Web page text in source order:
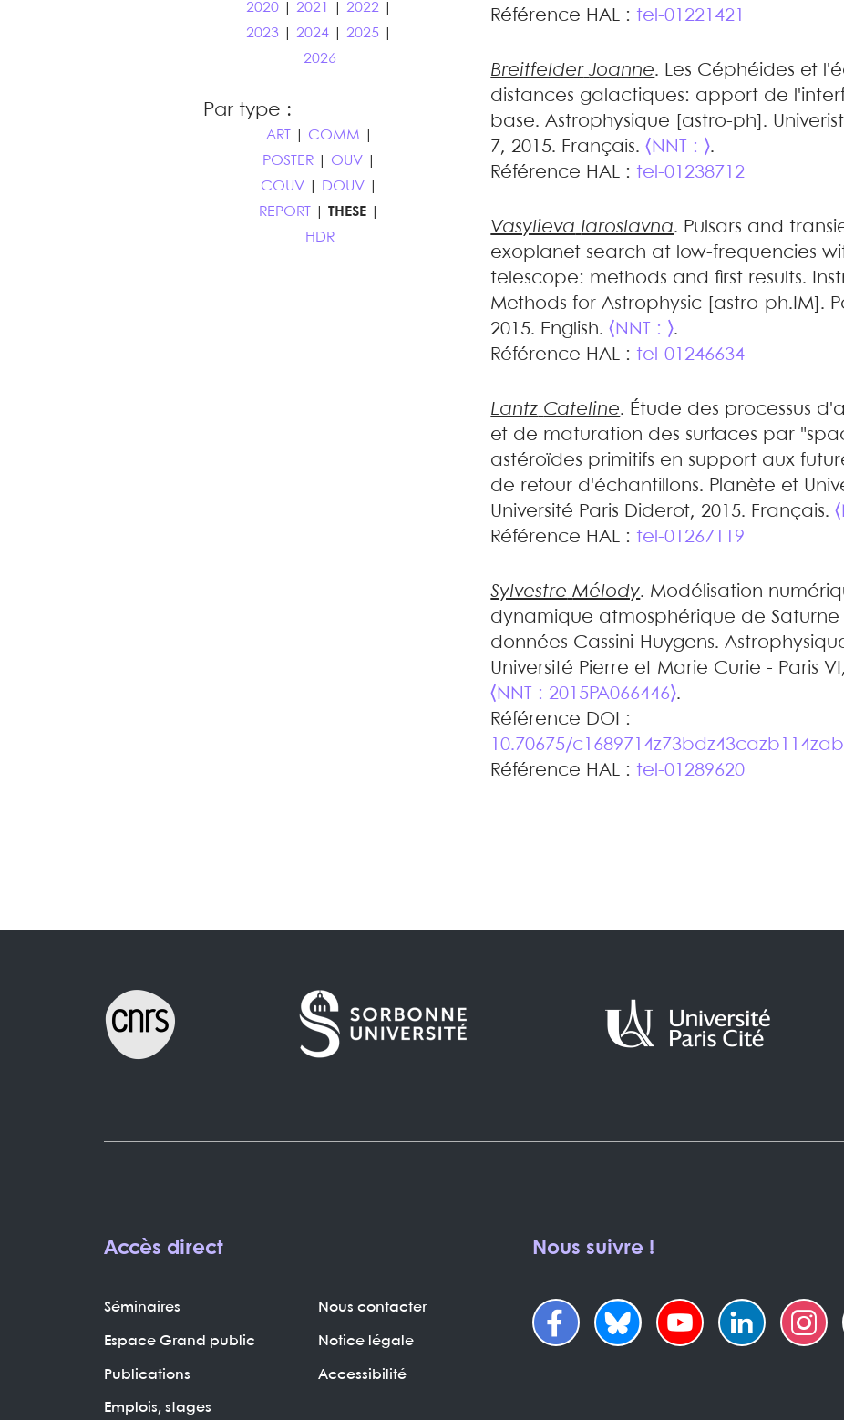
2020 |2021 |2022
2023 |2024 |2025
2026
Par type :
ART COMM
POSTER
OUV
COUV
DOUV
REPORT
|THESE
HDR
Référence HAL : tel-01221421
Breitfelder Joanne. Les Céphéides et
distances galactiques: apport de
base.Astrophysique [astro-ph].
7, 2015. Français.⟨NNT : ⟩.
Référence HAL : tel-01238712
Vasylieva Iaroslavna. Pulsars and
exoplanet search at low-frequencies
telescope: methods and first results.
Methods for Astrophysic [astro-ph.IM].
2015. English.⟨NNT : ⟩.
Référence HAL : tel-01246634
Lantz Cateline. Étude des processus
et de maturation des surfaces par
astéroïdes primitifs en support aux
de retour d'échantillons. Planète et
Université Paris Diderot, 2015. Français.
Référence HAL : tel-01267119
Sylvestre Mélody. Modélisation
dynamique atmosphérique de
données Cassini-Huygens.
Université Pierre et Marie Curie - Paris
⟨NNT : 2015PA066446⟩.
Référence DOI :
10.70675/
Référence HAL : tel-01289620
Accès direct
Séminaires
Espace Grand public
Publications
Emplois, stages
Nous contacter
Notice légale
Accessibilité
Nous suivre !